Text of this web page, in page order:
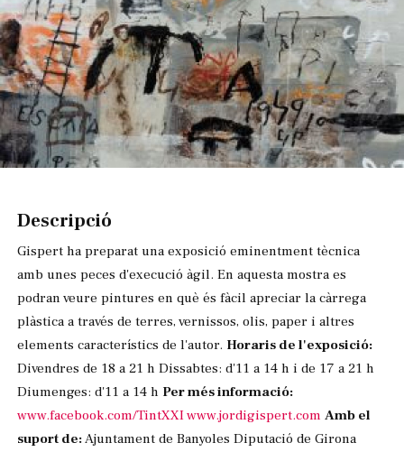
Descripció
Gispert ha preparat una exposició eminentment tècnica
amb unes peces d'execució àgil. En aquesta mostra es
podran veure pintures en què és fàcil apreciar la càrrega
plàstica a través de terres, vernissos, olis, paper i altres
elements característics de l'autor. Horaris de l'exposició:
Divendres de 18 a 21 h Dissabtes: d'11 a 14 h i de 17 a 21 h
Diumenges: d'11 a 14 h Per més informació:
www.facebook.com/TintXXIwww.jordigispert.com Amb el
suport de:Ajuntament de Banyoles Diputació de Girona